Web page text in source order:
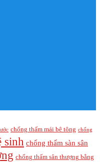
chống thấm mái bê tông chống
sinh chống thấm sàn sân
chống thấm sân thượng bằng